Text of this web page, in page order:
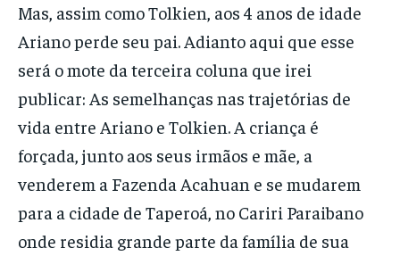
Mas, assim como Tolkien, aos 4 anos de idade
Ariano perde seu pai. Adianto aqui que esse
será o mote da terceira coluna que irei
publicar: As semelhanças nas trajetórias de
vida entre Ariano e Tolkien. A criança é
forçada, junto aos seus irmãos e mãe, a
venderem a Fazenda Acahuan e se mudarem
para a cidade de Taperoá, no Cariri Paraibano
onde residia grande parte da família de sua